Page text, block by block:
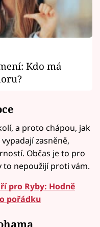
Kdo má
a proto chápou, jak
zasněně,
Občas je to pro
to nepoužijí proti vám.
pro Ryby: Hodně
pořádku